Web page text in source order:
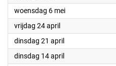
woensdag 6 mei2026
vrijdag 24 april2026
dinsdag 21 april2026
dinsdag 14 april2026